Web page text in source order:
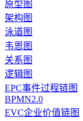
原型图
架构图
泳道图
韦恩图
关系图
逻辑图
EPC事件过程链图
BPMN2.0
EVC企业价值链图